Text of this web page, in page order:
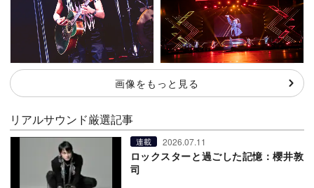
画像をもっと見る
リアルサウンド厳選記事
連載 2026.07.11
ロックスターと過ごした記憶：櫻井敦
司